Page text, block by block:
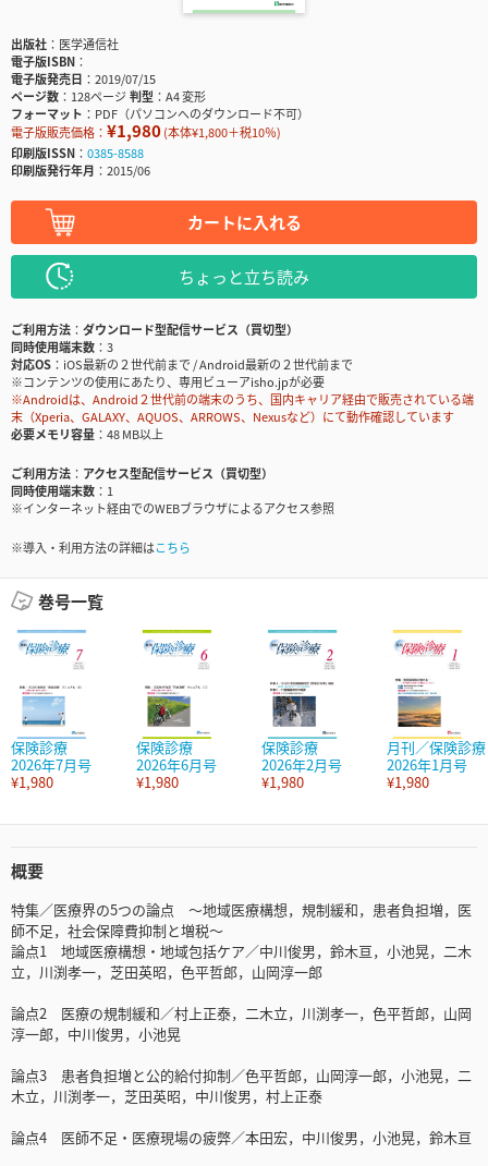
出版社
医学通信社
電子版ISBN
電子版発売日
2019/07/15
ページ数
128ページ判型
A4 変形
フォーマット
PDF（パソコンへのダウンロード不可）
電子版販売価格： ¥1,980(本体¥1,800＋税10％)
印刷版ISSN
0385-8588
印刷版発行年月
2015/06
カートに入れる
ちょっと立ち読み
ご利用方法
ダウンロード型配信サービス（買切型）
同時使用端末数
3
対応OS
iOS最新の２世代前まで / Android最新の２世代前まで
※コンテンツの使用にあたり、専用ビューアisho.jpが必要
※Androidは、Android２世代前の端末のうち、国内キャリア経由で販売されている端
末（Xperia、GALAXY、AQUOS、ARROWS、Nexusなど）にて動作確認しています
必要メモリ容量
48 MB以上
ご利用方法
アクセス型配信サービス（買切型）
同時使用端末数
1
※インターネット経由でのWEBブラウザによるアクセス参照
※導入・利用方法の詳細はこちら
巻号一覧
保険診療
2026年7月号
¥1,980
保険診療
2026年6月号
¥1,980
保険診療
2026年2月号
¥1,980
月刊／保険診療
2026年1月号
¥1,980
概要
特集／医療界の5つの論点 ～地域医療構想，規制緩和，患者負担増，医
師不足，社会保障費抑制と増税～
論点1 地域医療構想・地域包括ケア／中川俊男，鈴木亘，小池晃，二木
立，川渕孝一，芝田英昭，色平哲郎，山岡淳一郎
論点2 医療の規制緩和／村上正泰，二木立，川渕孝一，色平哲郎，山岡
淳一郎，中川俊男，小池晃
論点3 患者負担増と公的給付抑制／色平哲郎，山岡淳一郎，小池晃，二
木立，川渕孝一，芝田英昭，中川俊男，村上正泰
論点4 医師不足・医療現場の疲弊／本田宏，中川俊男，小池晃，鈴木亘